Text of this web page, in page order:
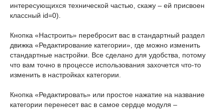
интересующихся технической частью, скажу – ей присвоен
классный id=0).
Кнопка «Настроить» перебросит вас в стандартный раздел
движка «Редактирование категории», где можно изменить
стандартные настройки. Все сделано для удобства, потому
что вам точно в процессе использования захочется что-то
изменить в настройках категории.
Кнопка «Редактировать» или простое нажатие на название
категории перенесет вас в самое сердце модуля –